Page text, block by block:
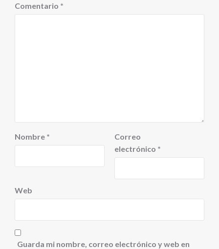
Comentario *
Nombre *
Correo
electrónico *
Web
Guarda mi nombre, correo electrónico y web en